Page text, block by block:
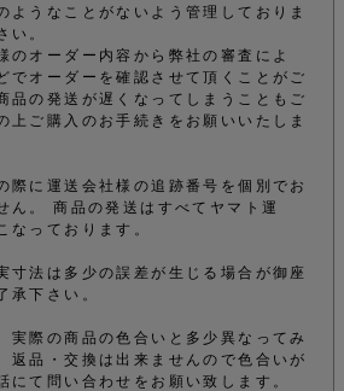
ようなことがないよう管理しておりま
い。
のオーダー内容から弊社の審査によ
でオーダーを確認させて頂くことがご
品の発送が遅くなってしまうこともご
上ご購入のお手続きをお願いいたしま
際に運送会社様の追跡番号を個別でお
ん。 商品の発送はすべてヤマト運
なっております。
法は多少の誤差が生じる場合が御座
承下さい。
実際の商品の色合いと多少異なってみ
返品・交換は出来ませんので色合いが
にて問い合わせをお願い致します。